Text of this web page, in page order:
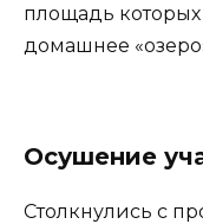
площадь которых
домашнее
Осушение
Столкнулись с